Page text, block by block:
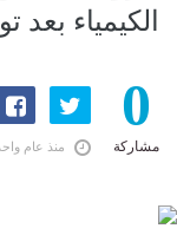
الكيمياء بعد
0
مشاركة منذ عام